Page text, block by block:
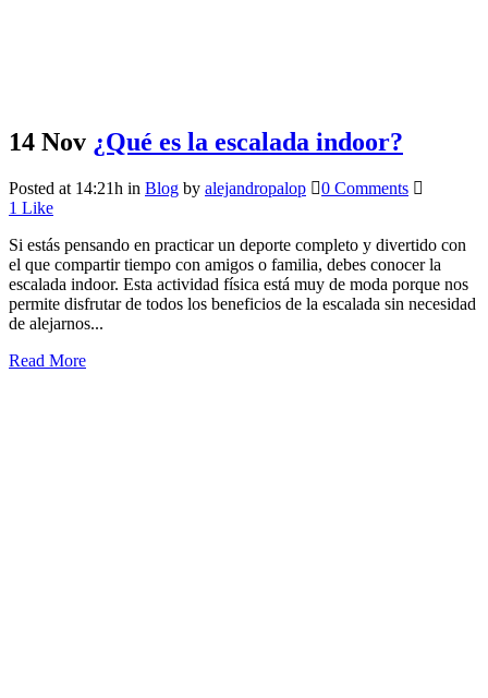
14 Nov ¿Qué es la escalada indoor?
Posted at 14:21h in Blog by alejandropalop
0 Comments
1 Like
Si estás pensando en practicar un deporte completo y divertido con
el que compartir tiempo con amigos o familia, debes conocer la
escalada indoor. Esta actividad física está muy de moda porque nos
permite disfrutar de todos los beneficios de la escalada sin necesidad
de alejarnos...
Read More